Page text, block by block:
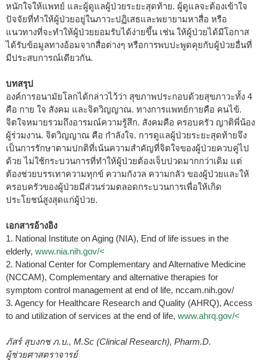
หนักใจให้แพทย์ และผู้ดูแลผู้ป่วยระยะสุดท้าย. ผู้ดูแลจะต้องเข้าใจ
ปัจจัยที่ทำให้ผู้ป่วยอยู่ในภาวะปฏิเสธและพยายามหาสื่อ หรือ
แนวทางที่จะทำให้ผู้ป่วยยอมรับได้ง่ายขึ้น เช่น ให้ผู้ป่วยได้มีโอกาส
ได้รับข้อมูลทางอ้อมจากสื่อต่างๆ หรือการพบปะพูดคุยกับผู้ป่วยอื่นที่
มีประสบการณ์เดียวกัน.
บทสรุป
องค์การอนามัยโลกได้กล่าวไว้ว่า สุขภาพประกอบด้วยสุขภาวะทั้ง 4
คือ กาย ใจ สังคม และจิตวิญญาณ. ทางการแพทย์กายคือ คนไข้.
จิตใจหมายรวมถึงอารมณ์ความรู้สึก. สังคมคือ ครอบครัว ญาติพี่น้อง
ผู้ร่วมงาน. จิตวิญญาณ คือ กำลังใจ. การดูแลผู้ป่วยระยะสุดท้ายจึง
เป็นการรักษาตามปกติที่เน้นความสำคัญที่จิตใจของผู้ป่วยควบคู่ไป
ด้วย ไม่ใช้กระบวนการที่ทำให้ผู้ป่วยต้องเจ็บปวดมากกว่าเดิม แต่
ต้องช่วยบรรเทาความทุกข์ ความกังวล ความกลัว ของผู้ป่วยและให้
ครอบครัวของผู้ป่วยมีส่วนร่วมตลอดกระบวนการเพื่อให้เกิด
ประโยชน์สูงสุดแก่ผู้ป่วย.
เอกสารอ้างอิง
1. National Institute on Aging (NIA), End of life issues in the
elderly, www.nia.nih.gov/<
2. National Center for Complementary and Alternative Medicine
(NCCAM), Complementary and alternative therapies for
symptom control management at end of life, nccam.nih.gov/
3. Agency for Healthcare Research and Quality (AHRQ), Access
to and utilization of services at the end of life, www.ahrq.gov/<
ภัสร์ สุบงกช ภ.บ., M.Sc (Clinical Research), Pharm.D.
ผู้ช่วยศาสตราจารย์